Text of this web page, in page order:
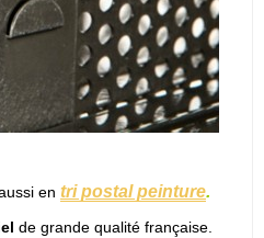
en tri postal peinture.
de grande qualité française.